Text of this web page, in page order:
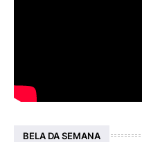
BELA DA SEMANA